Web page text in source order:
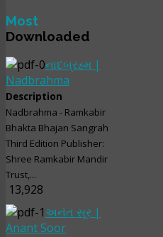
Most
Downloaded
નાદબ્રહ્મ |
Nadbrahma
Description
Nadbrahma - Ramkabir
Bhakta Bhajan Sangrah
Third Edition Publisher:
Shree Ramkabir Mandir
Trust,...
13,928
અનંત સૂર |
Anant Soor